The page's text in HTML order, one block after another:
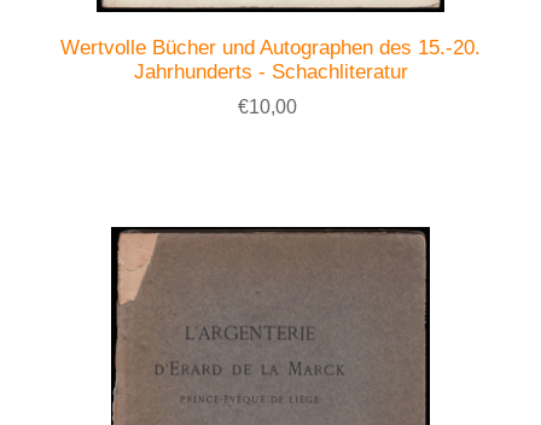
Wertvolle Bücher und Autographen des 15.-20.
Jahrhunderts - Schachliteratur
€10,00